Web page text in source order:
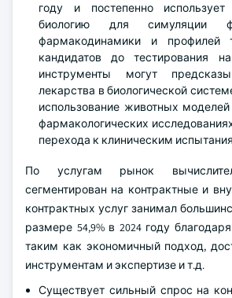
году и постепенно использует
биологию для симуляции
фармакодинамики и профилей
кандидатов до тестирования
инструменты могут
лекарства в биологической
использование животных
фармакологических
перехода к клиническим
По услугам рынок
сегментирован на контрактные и
контрактных услуг занимал
размере 54,9% в 2024 году
таким как экономичный подход,
инструментам и экспертизе и т.д.
Существует сильный спрос на